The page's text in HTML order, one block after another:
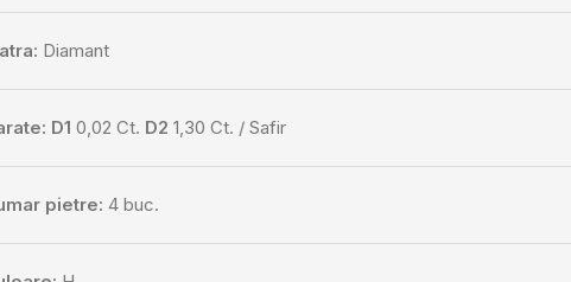
Diamant
D1 0,02 Ct. D2 1,30 Ct. / Safir
pietre: 4 buc.